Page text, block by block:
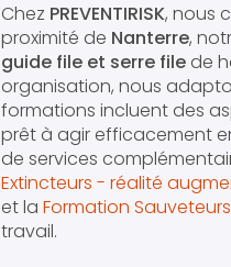
Chez PREVENTIRISK, nous
proximité de Nanterre,
guide file et serre filede
organisation, nous
formations incluent des
prêt à agir efficacement
de services
Extincteurs - réalité
et la Formation
travail.